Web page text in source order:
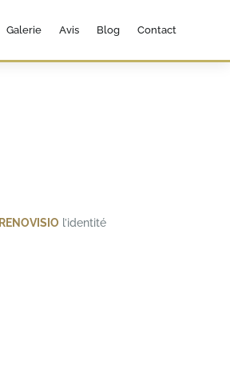
Galerie Avis Blog Contact
RENOVISIO l’identité